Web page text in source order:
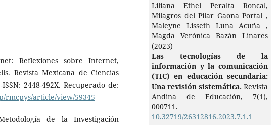
Reflexiones sobre Internet,
Revista Mexicana de Ciencias
2448-492X. Recuperado de:
rmcpys/article/view/59345
de la Investigación
Liliana Ethel Peralta Roncal,
Milagros del Pilar Gaona Portal ,
Maleyne Lisseth Luna Acuña ,
Magda Verónica Bazán Linares
(2023)
Las tecnologías de la
información y la comunicación
(TIC) en educación secundaria:
Una revisión sistemática. Revista
Andina de Educación, 7(1),
000711.
10.32719/26312816.2023.7.1.1